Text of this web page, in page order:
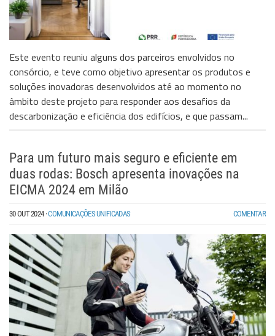
Este evento reuniu alguns dos parceiros envolvidos no
consórcio, e teve como objetivo apresentar os produtos e
soluções inovadoras desenvolvidos até ao momento no
âmbito deste projeto para responder aos desafios da
descarbonização e eficiência dos edifícios, e que passam...
Para um futuro mais seguro e eficiente em
duas rodas: Bosch apresenta inovações na
EICMA 2024 em Milão
30 OUT 2024·COMUNICAÇÕES UNIFICADAS COMENTAR